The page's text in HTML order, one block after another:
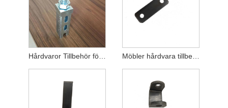
Hårdvaror Tillbehör för solceller Möbler hårdvara tillbehör metall stämpling delar